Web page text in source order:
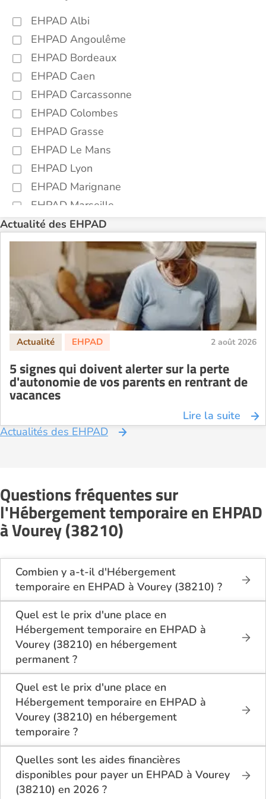
EHPAD Albi
EHPAD Angoulême
EHPAD Bordeaux
EHPAD Caen
EHPAD Carcassonne
EHPAD Colombes
EHPAD Grasse
EHPAD Le Mans
EHPAD Lyon
EHPAD Marignane
EHPAD Marseille
EHPAD Montpellier
EHPAD Nantes
EHPAD Nice
EHPAD Paris
EHPAD Royan
EHPAD Saint-Etienne
EHPAD Toulouse
EHPAD Tours
EHPAD Troyes
Recherche par ville
Actualité des EHPAD
2 août 2026
5 signes qui doivent alerter sur la perte
d'autonomie de vos parents en rentrant de
vacances
Lire la suite
Actualités des EHPAD
Questions fréquentes sur
l'Hébergement temporaire en EHPAD
à Vourey (38210)
Combien y a-t-il d'Hébergement
temporaire en EHPAD à Vourey (38210) ?
Sur le site Logement-seniors.com, on recense
actuellement 1 Hébergement temporaire en EHPAD
à Vourey (38210).
Quel est le prix d'une place en
Hébergement temporaire en EHPAD à
Vourey (38210) en hébergement
permanent ?
En hébergement permanent, le tarif minimum en
Hébergement temporaire en EHPAD à Vourey
(38210) est de 2 310€ par mois pour une chambre
simple, et 2 160€ par mois pour une chambre
double.
Quel est le prix d'une place en
Hébergement temporaire en EHPAD à
Vourey (38210) en hébergement
temporaire ?
En hébergement temporaire, le tarif minimum en
Hébergement temporaire en EHPAD à Vourey
(38210) est de 2 310€ par mois pour une chambre
simple.
Quelles sont les aides financières
disponibles pour payer un EHPAD à Vourey
(38210) en 2026 ?